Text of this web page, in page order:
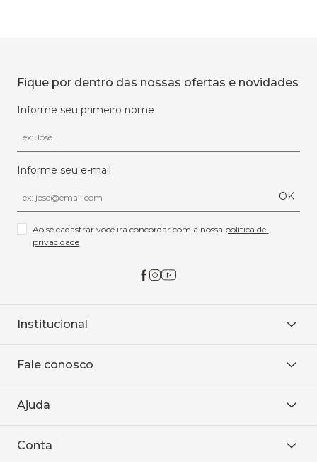
Fique por dentro das nossas ofertas e novidades
Informe seu primeiro nome
Informe seu e-mail
OK
Ao se cadastrar você irá concordar com a nossa política de
privacidade
Institucional
Onde encontrar
Baixe o APP
Fale conosco
WhatsApp
Ajuda
Política de entrega
Conta